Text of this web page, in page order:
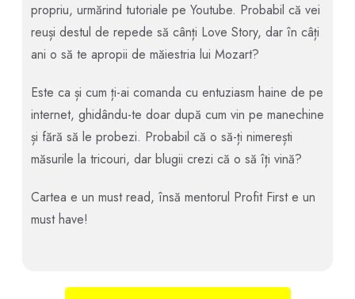
propriu, urmărind tutoriale pe Youtube. Probabil că vei
reuși destul de repede să cânți Love Story, dar în câți
ani o să te apropii de măiestria lui Mozart?
Este ca și cum ți-ai comanda cu entuziasm haine de pe
internet, ghidându-te doar după cum vin pe manechine
și fără să le probezi. Probabil că o să-ți nimerești
măsurile la tricouri, dar blugii crezi că o să îți vină?
Cartea e un must read, însă mentorul Profit First e un
must have!